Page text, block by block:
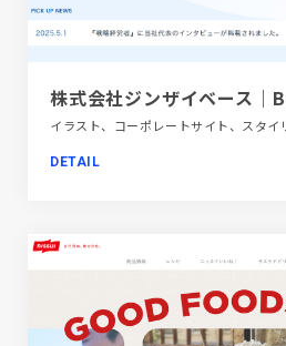
DETAIL